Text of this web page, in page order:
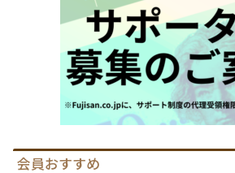
会員おすすめ